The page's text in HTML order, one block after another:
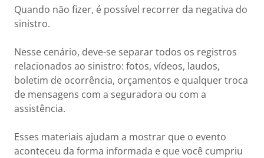
Quando não fizer, é possível recorrer da negativa do
sinistro.
Nesse cenário, deve-se separar todos os registros
relacionados ao sinistro: fotos, vídeos, laudos,
boletim de ocorrência, orçamentos e qualquer troca
de mensagens com a seguradora ou com a
assistência.
Esses materiais ajudam a mostrar que o evento
aconteceu da forma informada e que você cumpriu